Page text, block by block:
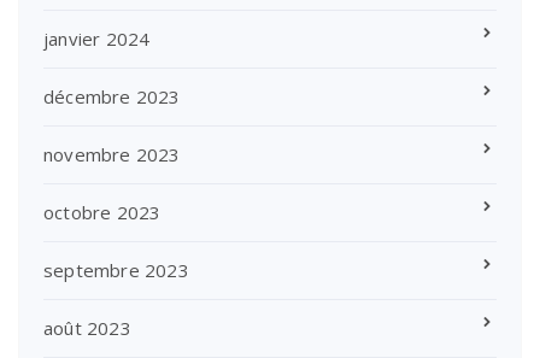
janvier 2024
décembre 2023
novembre 2023
octobre 2023
septembre 2023
août 2023